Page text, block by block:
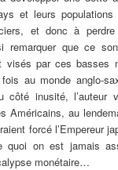
et leurs
et donc à perdre
remarquer que ce
visés par ces basses
au monde anglo-
côté inusité, l’auteur
Américains, au
forcé l’Empereur
quoi on est jamais
monétaire…